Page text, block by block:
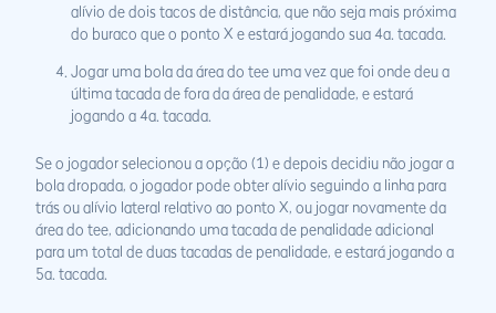
alívio de dois tacos de distância, que não seja mais próxima
do buraco que o ponto X e estará jogando sua 4a. tacada.
Jogar uma bola da área do tee uma vez que foi onde deu a
última tacada de fora da área de penalidade, e estará
jogando a 4a. tacada.
Se o jogador selecionou a opção (1) e depois decidiu não jogar a
bola dropada, o jogador pode obter alívio seguindo a linha para
trás ou alívio lateral relativo ao ponto X, ou jogar novamente da
área do tee, adicionando uma tacada de penalidade adicional
para um total de duas tacadas de penalidade, e estará jogando a
5a. tacada.